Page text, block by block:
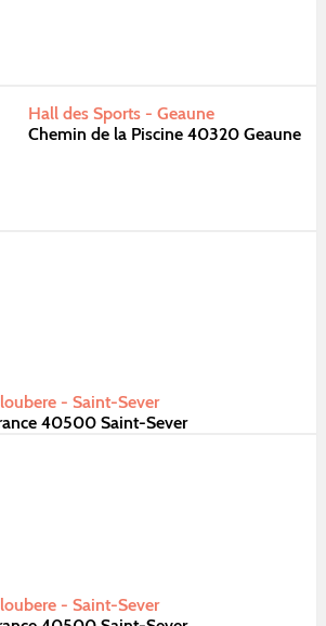
Hall des Sports - Geaune
Chemin de la Piscine 40320 Geaune
- Saint-Sever
40500 Saint-Sever
- Saint-Sever